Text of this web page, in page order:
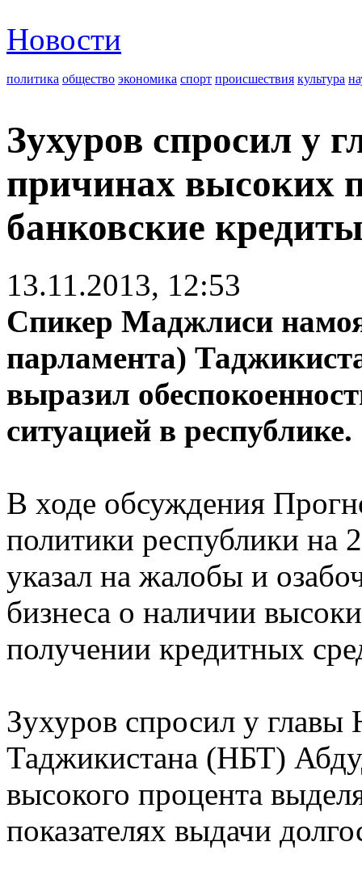
Новости
политика общество экономика спорт происшествия культура
Зухуров спросил у
причинах высоких
банковские
13.11.2013, 12:53
Спикер Маджлиси
парламента)
выразил
ситуацией в республике.
В ходе обсуждения
политики республики на
указал на жалобы и
бизнеса о наличии
получении кредитных
Зухуров спросил у главы
Таджикистана (НБТ)
высокого процента
показателях выдачи